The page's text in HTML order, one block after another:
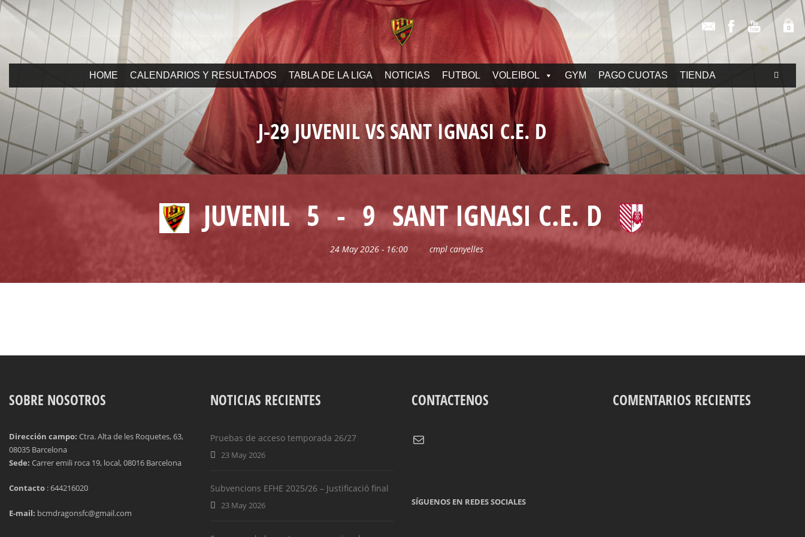
0
HOME CALENDARIOS Y RESULTADOS TABLA DE LA LIGA NOTICIAS FUTBOL VOLEIBOL GYM PAGO CUOTAS TIENDA
J-29 JUVENIL VS SANT IGNASI C.E. D
JUVENIL 5 - 9 SANT IGNASI C.E. D
24 May 2026 - 16:00 cmpl canyelles
SOBRE NOSOTROS
Dirección campo: Ctra. Alta de les Roquetes, 63,
08035 Barcelona
Sede: Carrer emili roca 19, local, 08016 Barcelona
Contacto : 644216020
E-mail: bcmdragonsfc@gmail.com
NOTICIAS RECIENTES
Pruebas de acceso temporada 26/27
23 May 2026
Subvencions EFHE 2025/26 – Justificació final
23 May 2026
CONTACTENOS
Correo electrónico
SÍGUENOS EN REDES SOCIALES
COMENTARIOS RECIENTES